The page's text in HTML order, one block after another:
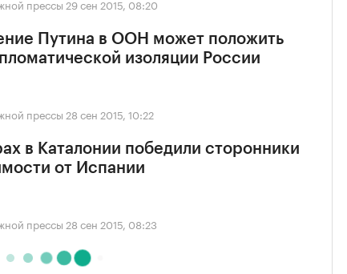
прессы 29 сен 2015, 08:20
Путина в ООН может положить
изоляции России
прессы 28 сен 2015, 10:22
в Каталонии победили сторонники
от Испании
прессы 28 сен 2015, 08:23